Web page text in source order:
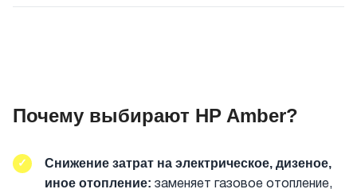
Почему выбирают HP Amber?
✓
Снижение затрат на электрическое, дизеное,
иное отопление: заменяет газовое отопление,